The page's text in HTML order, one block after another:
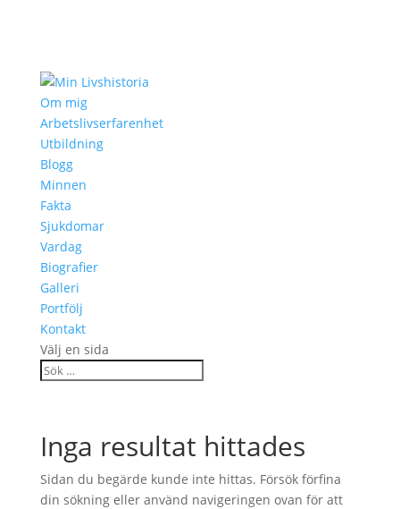
Om mig
Arbetslivserfarenhet
Utbildning
Blogg
Minnen
Fakta
Sjukdomar
Vardag
Biografier
Galleri
Portfölj
Kontakt
Välj en sida
Inga resultat hittades
Sidan du begärde kunde inte hittas. Försök förfina
din sökning eller använd navigeringen ovan för att